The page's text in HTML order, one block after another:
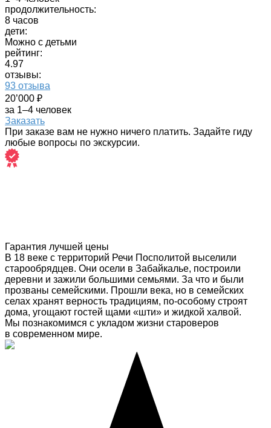
продолжительность:
8 часов
дети:
Можно с детьми
рейтинг:
4.97
отзывы:
93 отзыва
20’000 ₽
за 1–4 человек
Заказать
При заказе вам не нужно ничего платить. Задайте гиду
любые вопросы по экскурсии.
Гарантия лучшей цены
В 18 веке с территорий Речи Посполитой выселили
старообрядцев. Они осели в Забайкалье, построили
деревни и зажили большими семьями. За что и были
прозваны семейскими. Прошли века, но в семейских
селах хранят верность традициям, по-особому строят
дома, угощают гостей щами «шти» и жидкой халвой.
Мы познакомимся с укладом жизни староверов
в современном мире.